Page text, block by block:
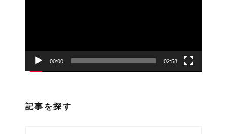
ー
00:00 02:58
記事を探す